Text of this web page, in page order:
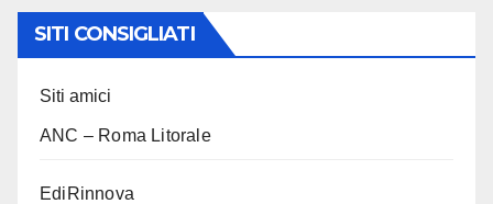
SITI CONSIGLIATI
Siti amici
ANC – Roma Litorale
EdiRinnova